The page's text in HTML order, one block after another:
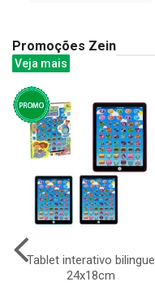
Promoções Zein
Veja mais
Tablet interativo bilingue
24x18cm